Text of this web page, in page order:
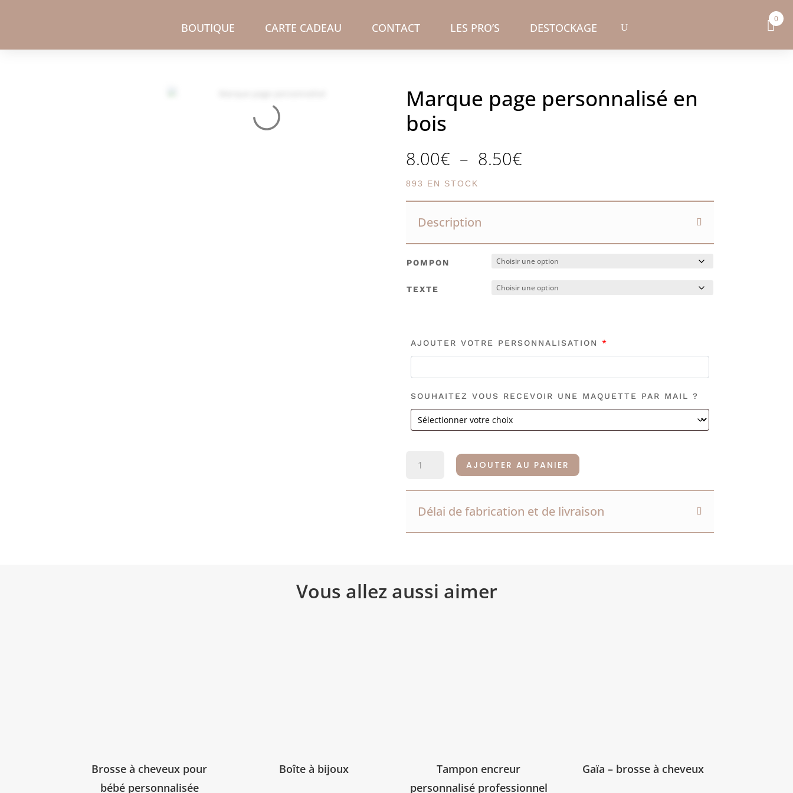
BOUTIQUE CARTE CADEAU CONTACT LES PRO’S DESTOCKAGE
0
Marque page personnalisé en
bois
8.00€ – 8.50€
8.00€
8.50€
893 EN STOCK
Description
POMPON
TEXTE
AJOUTER VOTRE PERSONNALISATION *
SOUHAITEZ VOUS RECEVOIR UNE MAQUETTE PAR MAIL ?
QUANTITÉ
PERSONNALISÉ
EN
AJOUTER AU PANIER
Délai de fabrication et de livraison
Vous allez aussi aimer
Brosse à cheveux pour
bébé personnalisée
Boîte à bijoux
Tampon encreur
personnalisé professionnel
Gaïa – brosse à cheveux